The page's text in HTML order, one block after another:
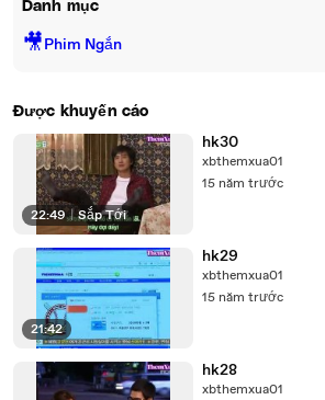
Danh mục
🎥Phim Ngắn
Được khuyến cáo
22:49 | Sắp Tới
hk30
xbthemxua01
15 năm trước
21:42
hk29
xbthemxua01
15 năm trước
hk28
xbthemxua01